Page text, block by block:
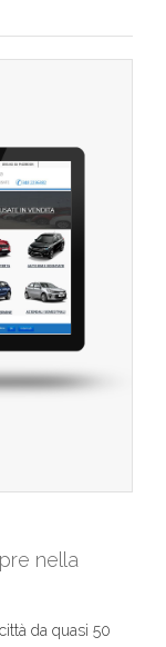
nella
da quasi 50